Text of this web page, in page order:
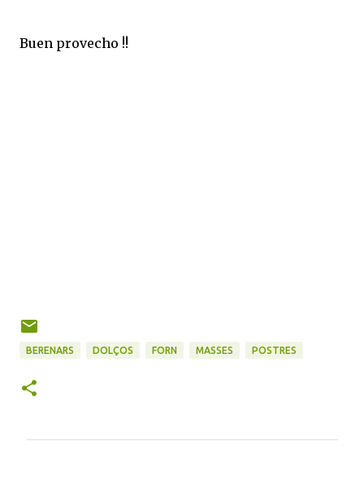
Buen provecho !!
BERENARS DOLÇOS FORN MASSES POSTRES